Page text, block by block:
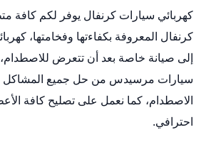
كهربائي سيارات كرنفال يوفر لكم كافة
كرنفال المعروفة بكفاءتها وفخامتها،
إلى صيانة خاصة بعد أن تتعرض
سيارات مرسيدس من حل جميع المشاكل
الاصطدام، كما نعمل على تصليح كافة
احترافي.